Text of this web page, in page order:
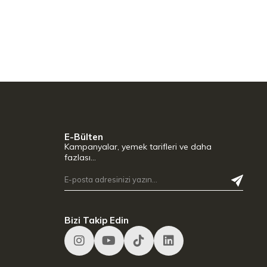
E-Bülten
Kampanyalar, yemek tarifleri ve daha
fazlası…
Bizi Takip Edin